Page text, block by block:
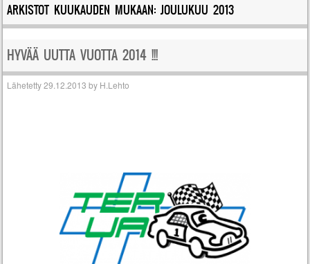
ARKISTOT KUUKAUDEN MUKAAN:JOULUKUU 2013
HYVÄÄ UUTTA VUOTTA 2014 !!!
Lähetetty29.12.2013 by H.Lehto